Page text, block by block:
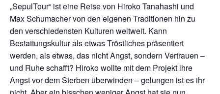
„SepulTour“ ist eine Reise von Hiroko Tanahashi und
Max Schumacher von den eigenen Traditionen hin zu
den verschiedensten Kulturen weltweit. Kann
Bestattungskultur als etwas Tröstliches präsentiert
werden, als etwas, das nicht Angst, sondern Vertrauen –
und Ruhe schafft? Hiroko wollte mit dem Projekt ihre
Angst vor dem Sterben überwinden – gelungen ist es ihr